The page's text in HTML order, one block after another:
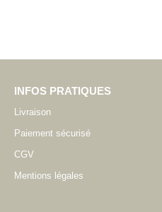
INFOS PRATIQUES
Livraison
Paiement sécurisé
CGV
Mentions légales